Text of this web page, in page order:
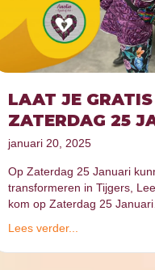
LAAT JE
ZATERDAG 25
januari 20, 2025
Op Zaterdag 25 Januari
transformeren in Tijgers,
kom op Zaterdag 25
Lees verder...